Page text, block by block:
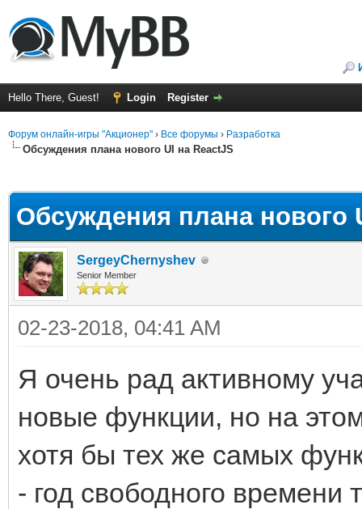
Hello There, Guest! Login Register
Форум онлайн-игры "Акционер" › Все форумы › Разработка
Обсуждения плана нового UI на ReactJS
Обсуждения плана нового
SergeyChernyshev
Senior Member
02-23-2018, 04:41 AM
Я очень рад активному
новые функции, но на
хотя бы тех же самых
- год свободного